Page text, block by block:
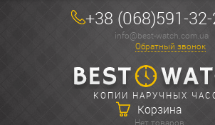
+38 (068)591-
info@best-watch.com.ua
Обратный звонок
КОПИИ НАРУЧНЫХ
Корзина
Нет товаров